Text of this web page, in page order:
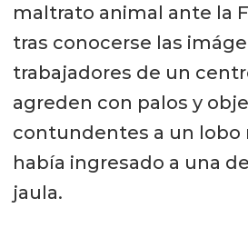
maltrato animal ante la
tras conocerse las
trabajadores de un
agreden con palos y
contundentes a un lobo
había ingresado a una
jaula.